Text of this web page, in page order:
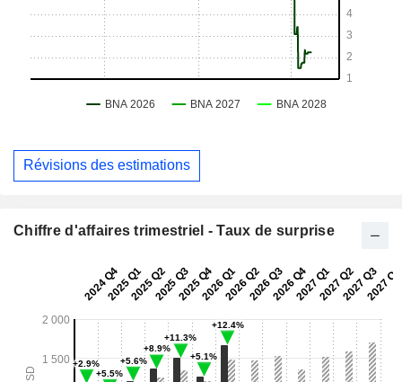
Révisions des estimations
Chiffre d'affaires trimestriel - Taux de surprise